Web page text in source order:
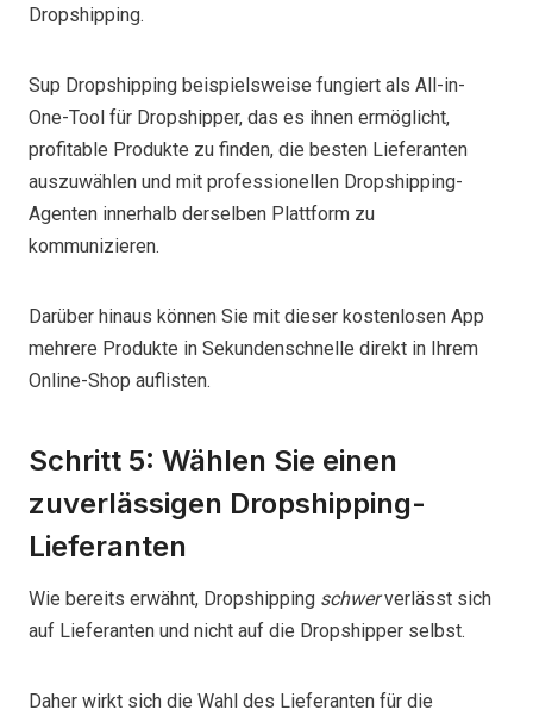
Dropshipping.
Sup Dropshipping beispielsweise fungiert als All-in-
One-Tool für Dropshipper, das es ihnen ermöglicht,
profitable Produkte zu finden, die besten Lieferanten
auszuwählen und mit professionellen Dropshipping-
Agenten innerhalb derselben Plattform zu
kommunizieren.
Darüber hinaus können Sie mit dieser kostenlosen App
mehrere Produkte in Sekundenschnelle direkt in Ihrem
Online-Shop auflisten.
Schritt 5: Wählen Sie einen
zuverlässigen Dropshipping-
Lieferanten
Wie bereits erwähnt, Dropshipping schwerverlässt sich
auf Lieferanten und nicht auf die Dropshipper selbst.
Daher wirkt sich die Wahl des Lieferanten für die